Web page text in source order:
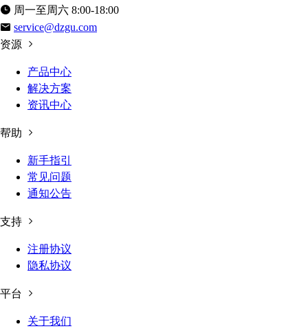
周一至周六 8:00-18:00
service@dzgu.com
资源
产品中心
解决方案
资讯中心
帮助
新手指引
常见问题
通知公告
支持
注册协议
隐私协议
平台
关于我们